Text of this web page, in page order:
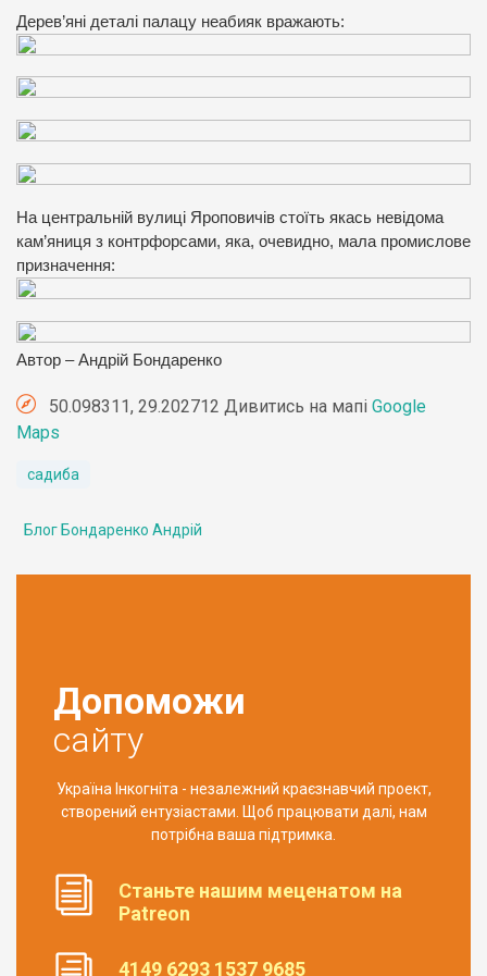
Дерев’яні деталі палацу неабияк вражають:
На центральній вулиці Яроповичів стоїть якась невідома
кам’яниця з контрфорсами, яка, очевидно, мала промислове
призначення:
Автор – Андрій Бондаренко
50.098311, 29.202712 Дивитись на мапі Google
Maps
садиба
Блог Бондаренко Андрій
Допоможи
сайту
Україна Інкогніта - незалежний краєзнавчий проект,
створений ентузіастами. Щоб працювати далі, нам
потрібна ваша підтримка.
Станьте нашим меценатом на
Patreon
4149 6293 1537 9685